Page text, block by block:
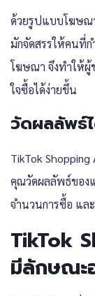
ด้วยรูปแบบโฆษณ
มักจัดสรรให้คนที่
โฆษณา จึงทำให้
ใจซื้อได้ง่ายขึ้น
วัดผลลัพธ์
TikTok
คุณวัดผลลัพธ์ของ
จำนวนการซื้อ และ
TikTok
มีลักษณะ